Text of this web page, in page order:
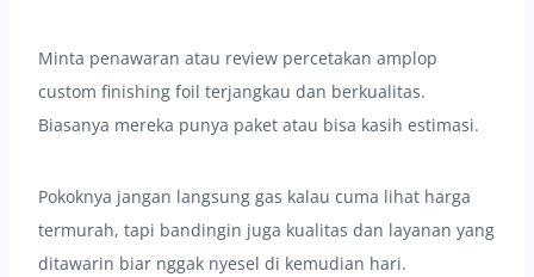
Minta penawaran atau review percetakan amplop
custom finishing foil terjangkau dan berkualitas.
Biasanya mereka punya paket atau bisa kasih estimasi.
Pokoknya jangan langsung gas kalau cuma lihat harga
termurah, tapi bandingin juga kualitas dan layanan yang
ditawarin biar nggak nyesel di kemudian hari.